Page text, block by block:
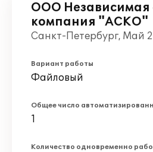
ООО Независимая
компания "АСКО"
Санкт-Петербург, Май
Вариант работы
Файловый
Общее число
1
Количество одновременно